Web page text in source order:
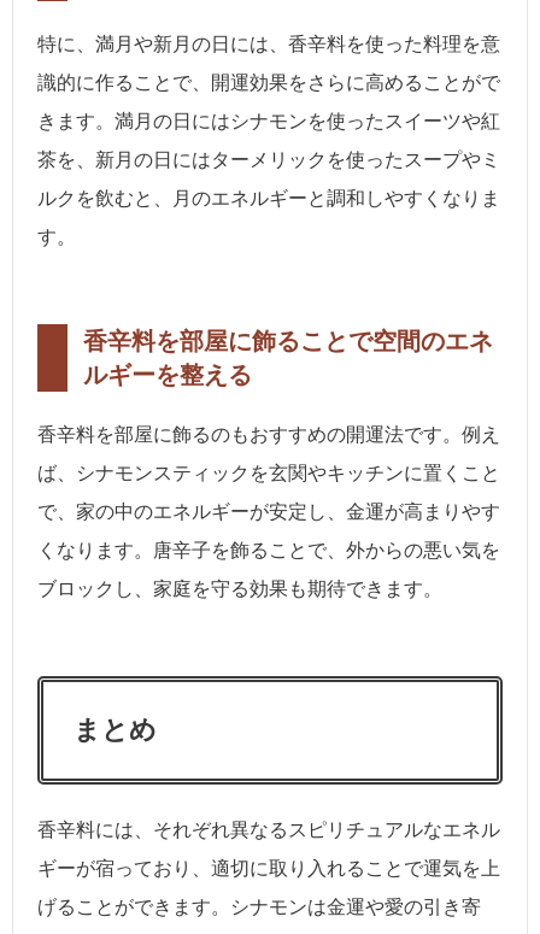
特に、満月や新月の日には、香辛料を使った料理を意
識的に作ることで、開運効果をさらに高めることがで
きます。満月の日にはシナモンを使ったスイーツや紅
茶を、新月の日にはターメリックを使ったスープやミ
ルクを飲むと、月のエネルギーと調和しやすくなりま
す。
香辛料を部屋に飾ることで空間のエネ
ルギーを整える
香辛料を部屋に飾るのもおすすめの開運法です。例え
ば、シナモンスティックを玄関やキッチンに置くこと
で、家の中のエネルギーが安定し、金運が高まりやす
くなります。唐辛子を飾ることで、外からの悪い気を
ブロックし、家庭を守る効果も期待できます。
まとめ
香辛料には、それぞれ異なるスピリチュアルなエネル
ギーが宿っており、適切に取り入れることで運気を上
げることができます。シナモンは金運や愛の引き寄